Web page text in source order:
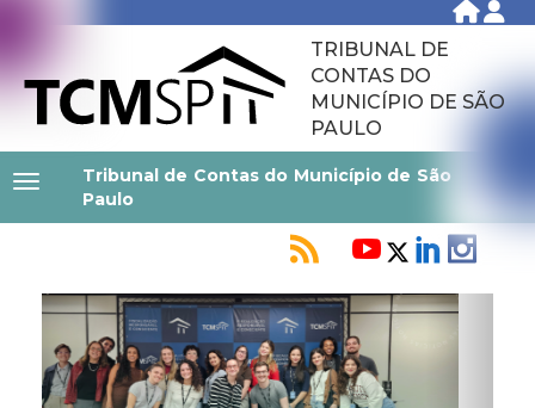
TRIBUNAL DE
CONTAS DO
MUNICÍPIO DE SÃO
PAULO
Tribunal de Contas do Município de São
Paulo
Previous Next